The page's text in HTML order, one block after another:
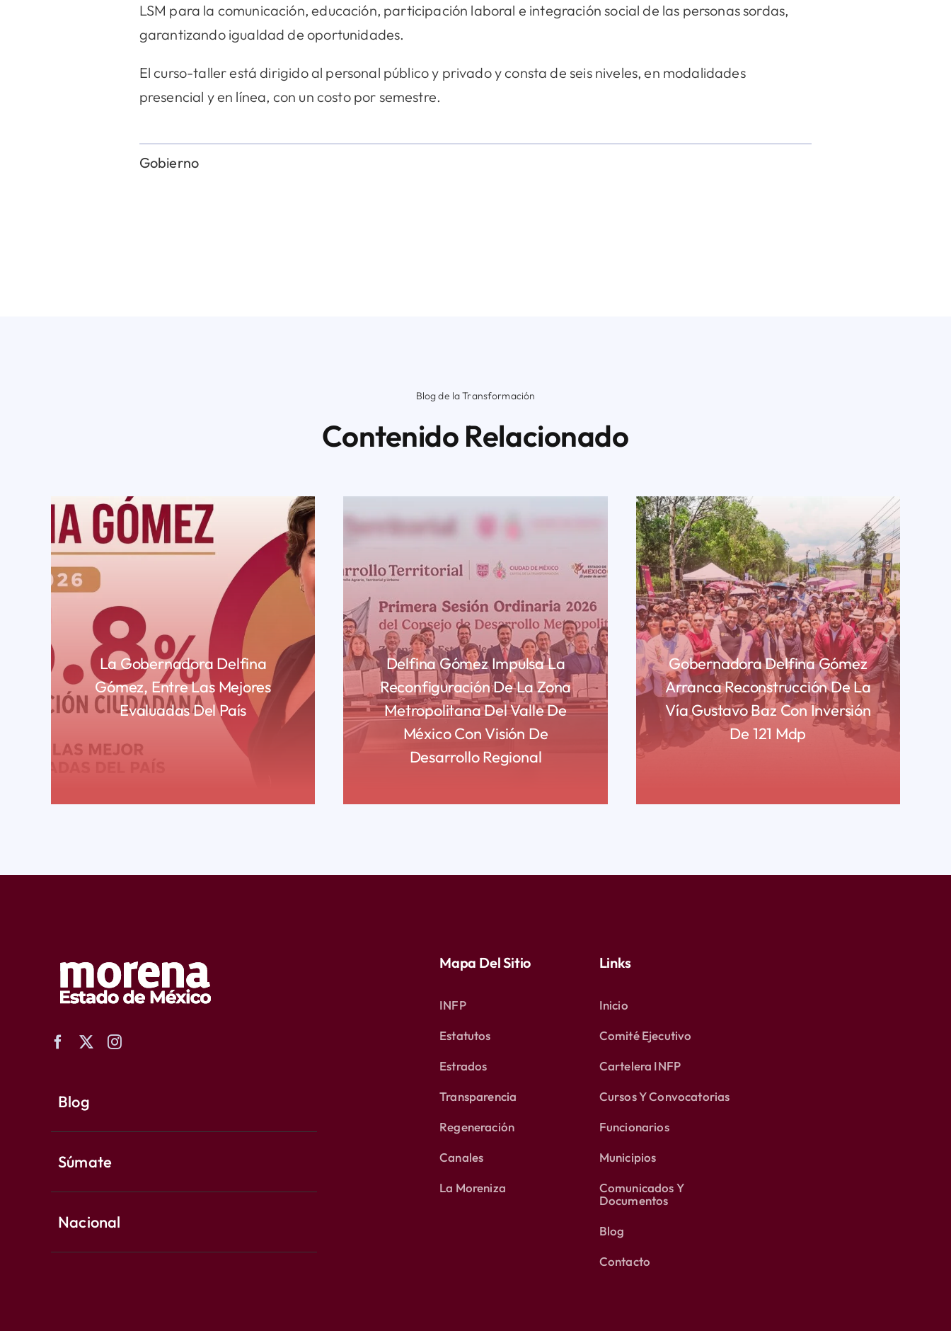
LSM para la comunicación, educación, participación laboral e integración social de las personas sordas,
garantizando igualdad de oportunidades.
El curso-taller está dirigido al personal público y privado y consta de seis niveles, en modalidades
presencial y en línea, con un costo por semestre.
Gobierno
Blog de la Transformación
Contenido Relacionado
La Gobernadora Delfina
Gómez, Entre Las Mejores
Evaluadas Del País
Delfina Gómez Impulsa La
Reconfiguración De La Zona
Metropolitana Del Valle De
México Con Visión De
Desarrollo Regional
Gobernadora Delfina Gómez
Arranca Reconstrucción De La
Vía Gustavo Baz Con Inversión
De 121 Mdp
Blog
Súmate
Nacional
Mapa Del Sitio
INFP
Estatutos
Estrados
Transparencia
Regeneración
Canales
La Moreniza
Links
Inicio
Comité Ejecutivo
Cartelera INFP
Cursos Y Convocatorias
Funcionarios
Municipios
Comunicados Y
Documentos
Blog
Contacto